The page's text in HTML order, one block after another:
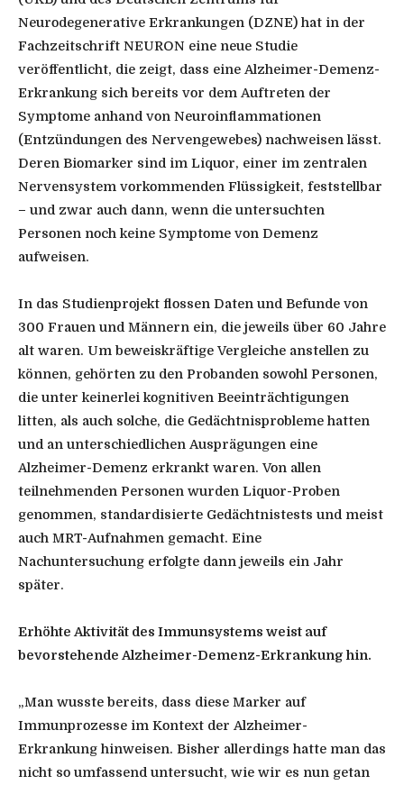
Neurodegenerative Erkrankungen (DZNE) hat in der
Fachzeitschrift NEURON eine neue Studie
veröffentlicht, die zeigt, dass eine Alzheimer-Demenz-
Erkrankung sich bereits vor dem Auftreten der
Symptome anhand von Neuroinflammationen
(Entzündungen des Nervengewebes) nachweisen lässt.
Deren Biomarker sind im Liquor, einer im zentralen
Nervensystem vorkommenden Flüssigkeit, feststellbar
– und zwar auch dann, wenn die untersuchten
Personen noch keine Symptome von Demenz
aufweisen.
In das Studienprojekt flossen Daten und Befunde von
300 Frauen und Männern ein, die jeweils über 60 Jahre
alt waren. Um beweiskräftige Vergleiche anstellen zu
können, gehörten zu den Probanden sowohl Personen,
die unter keinerlei kognitiven Beeinträchtigungen
litten, als auch solche, die Gedächtnisprobleme hatten
und an unterschiedlichen Ausprägungen eine
Alzheimer-Demenz erkrankt waren. Von allen
teilnehmenden Personen wurden Liquor-Proben
genommen, standardisierte Gedächtnistests und meist
auch MRT-Aufnahmen gemacht. Eine
Nachuntersuchung erfolgte dann jeweils ein Jahr
später.
Erhöhte Aktivität des Immunsystems weist auf
bevorstehende Alzheimer-Demenz-Erkrankung hin.
„Man wusste bereits, dass diese Marker auf
Immunprozesse im Kontext der Alzheimer-
Erkrankung hinweisen. Bisher allerdings hatte man das
nicht so umfassend untersucht, wie wir es nun getan